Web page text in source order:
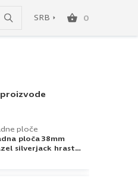
SRB 0
ploče
ploča 38mm
silverjack hrast